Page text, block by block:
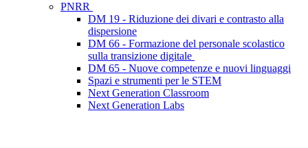
PNRR
DM 19 - Riduzione dei divari e contrasto alla
dispersione
DM 66 - Formazione del personale scolastico
sulla transizione digitale
DM 65 - Nuove competenze e nuovi linguaggi
Spazi e strumenti per le STEM
Next Generation Classroom
Next Generation Labs